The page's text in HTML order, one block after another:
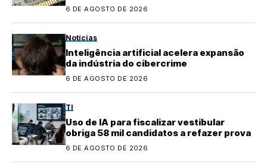
6 DE AGOSTO DE 2026
Notícias
Inteligência artificial acelera expansão
da indústria do cibercrime
6 DE AGOSTO DE 2026
TI
Uso de IA para fiscalizar vestibular
obriga 58 mil candidatos a refazer prova
6 DE AGOSTO DE 2026